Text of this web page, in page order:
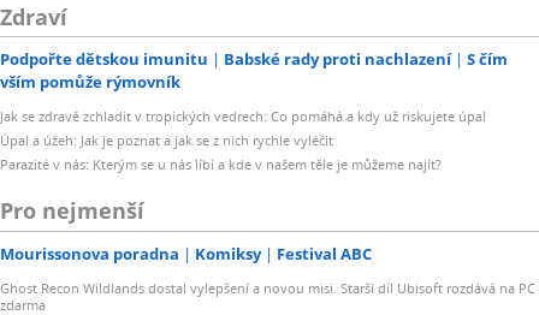
Zdraví
Podpořte dětskou imunitu Babské rady proti nachlazení
S čím
vším pomůže rýmovník
Jak se zdravě zchladit v tropických vedrech: Co pomáhá a kdy už riskujete úpal
Úpal a úžeh: Jak je poznat a jak se z nich rychle vyléčit
Parazité v nás: Kterým se u nás líbí a kde v našem těle je můžeme najít?
Pro nejmenší
Mourissonova poradna Komiksy Festival ABC
Ghost Recon Wildlands dostal vylepšení a novou misi. Starší díl Ubisoft rozdává na PC
zdarma